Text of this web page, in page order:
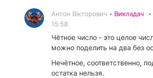
Антон Вікторович • Викладач •
15:58
Чётное число - это целое
можно поделить на два без
Нечётное, соответственно,
остатка нельзя.